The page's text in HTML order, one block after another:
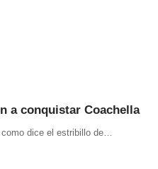
a conquistar Coachella
dice el estribillo de…